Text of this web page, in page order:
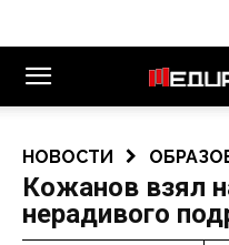
НОВОСТИ
Кожанов взял
нерадивого